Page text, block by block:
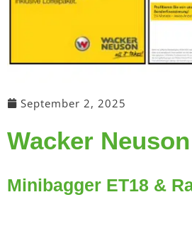
September 2, 2025
Wacker
Minibagger ET18 &